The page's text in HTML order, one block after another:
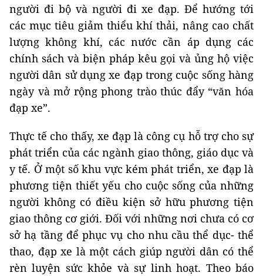
người đi bộ và người đi xe đạp. Để hướng tới
các mục tiêu giảm thiểu khí thải, nâng cao chất
lượng không khí, các nước cần áp dụng các
chính sách và biện pháp kêu gọi và ủng hộ việc
người dân sử dụng xe đạp trong cuộc sống hàng
ngày và mở rộng phong trào thúc đẩy “văn hóa
đạp xe”.
Thực tế cho thấy, xe đạp là công cụ hỗ trợ cho sự
phát triển của các ngành giao thông, giáo dục và
y tế. Ở một số khu vực kém phát triển, xe đạp là
phương tiện thiết yếu cho cuộc sống của những
người không có điều kiện sở hữu phương tiện
giao thông cơ giới. Đối với những nơi chưa có cơ
sở hạ tầng để phục vụ cho nhu cầu thể dục- thể
thao, đạp xe là một cách giúp người dân có thể
rèn luyện sức khỏe và sự linh hoạt. Theo báo